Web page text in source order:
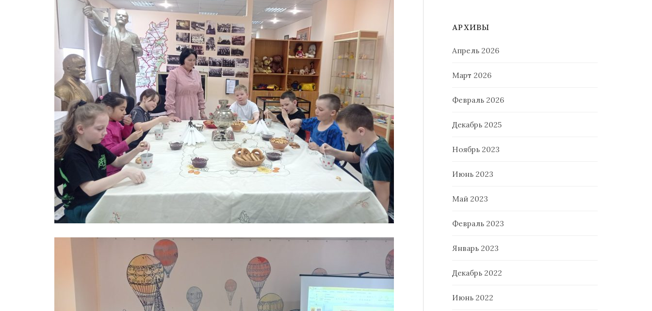
АРХИВЫ
Апрель 2026
Март 2026
Февраль 2026
Декабрь 2025
Ноябрь 2023
Июнь 2023
Май 2023
Февраль 2023
Январь 2023
Декабрь 2022
Июнь 2022